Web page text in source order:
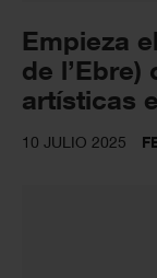
Empieza
de
artísticas
10 JULIO 2025